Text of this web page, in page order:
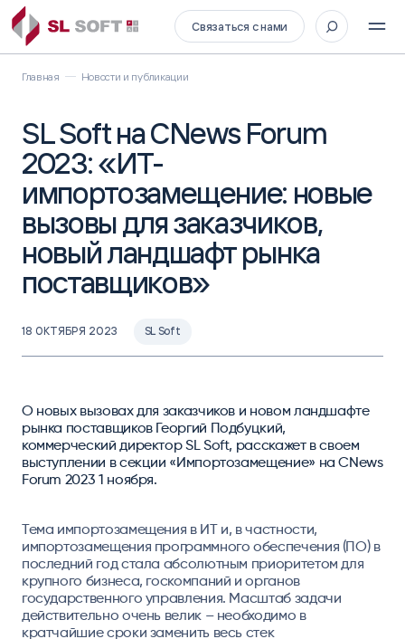
Связаться с нами
Главная Новости и публикации
SL Soft на CNews Forum
2023: «ИТ-
импортозамещение: новые
вызовы для заказчиков,
новый ландшафт рынка
поставщиков»
18 ОКТЯБРЯ 2023 SL Soft
О новых вызовах для заказчиков и новом ландшафте
рынка поставщиков Георгий Подбуцкий,
коммерческий директор SL Soft, расскажет в своем
выступлении в секции «Импортозамещение» на CNews
Forum 2023 1 ноября.
Тема импортозамещения в ИТ и, в частности,
импортозамещения программного обеспечения (ПО) в
последний год стала абсолютным приоритетом для
крупного бизнеса, госкомпаний и органов
государственного управления. Масштаб задачи
действительно очень велик – необходимо в
кратчайшие сроки заменить весь стек